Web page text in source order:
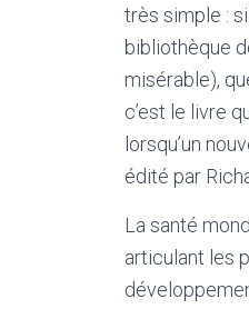
très simple :
bibliothèque
misérable),
c’est le livre
lorsqu’un
édité par
La santé
articulant les